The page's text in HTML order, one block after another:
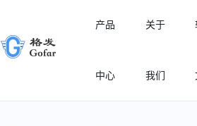
产品
中心
关于
我们